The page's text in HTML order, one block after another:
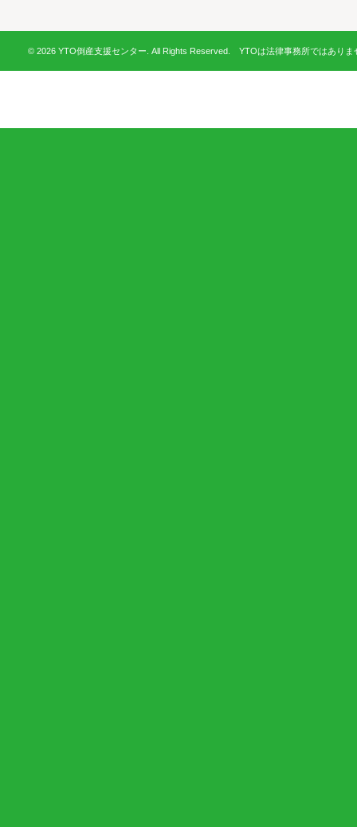
© 2026 YTO倒産支援センター. All Rights Reserved. YTOは法律事務所ではありま